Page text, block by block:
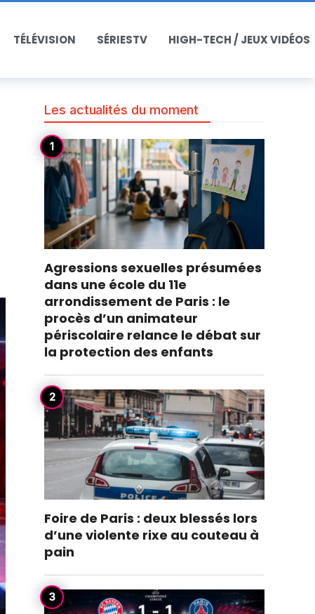
TÉLÉVISION SÉRIESTV HIGH-TECH / JEUX VIDÉOS
Les actualités du moment
Agressions sexuelles présumées
dans une école du 11e
arrondissement de Paris : le
procès d’un animateur
périscolaire relance le débat sur
la protection des enfants
Foire de Paris : deux blessés lors
d’une violente rixe au couteau à
pain